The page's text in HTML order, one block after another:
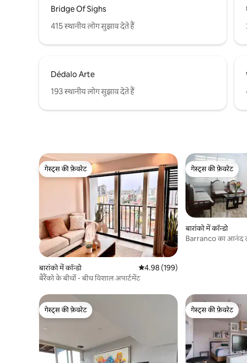
Bridge Of Sighs
415 स्थानीय लोग सुझाव देते हैं
Dédalo Arte
193 स्थानीय लोग सुझाव देते हैं
गेस्ट्स की फ़ेवरेट
गेस्ट्स की फ़ेवरेट
बारांको में कॉन्डो औसत रेटिंग 5 में से 4.98, 199 समीक्षाएँ
4.98 (199)
बैरैंको के बीचों - बीच विशाल अपार्टमेंट
गेस्ट्स की फ़ेवरेट
गेस्ट्स की फ़ेवरेट
बारांको में कॉन्डो
Barranco का आनंद
गेस्ट्स की फ़ेवरेट
गेस्ट्स की फ़ेवरेट
गेस्ट्स की फ़ेवरेट
गेस्ट्स की फ़ेवरेट